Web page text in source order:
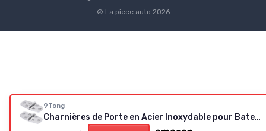
9Tong
Charnières de Porte en Acier Inoxydable pour Bateau
© La piece auto 2026